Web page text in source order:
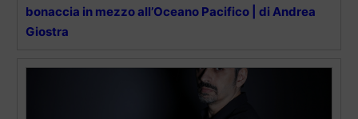
bonaccia in mezzo all’Oceano Pacifico | di Andrea
Giostra